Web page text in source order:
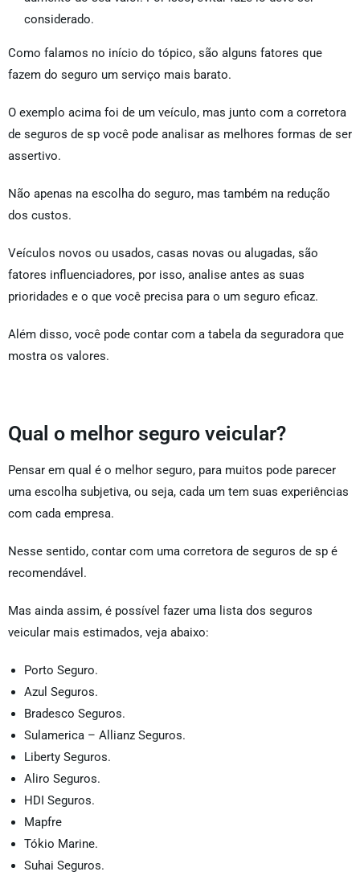
considerado.
Como falamos no início do tópico, são alguns fatores que
fazem do seguro um serviço mais barato.
O exemplo acima foi de um veículo, mas junto com a corretora
de seguros de sp você pode analisar as melhores formas de ser
assertivo.
Não apenas na escolha do seguro, mas também na redução
dos custos.
Veículos novos ou usados, casas novas ou alugadas, são
fatores influenciadores, por isso, analise antes as suas
prioridades e o que você precisa para o um seguro eficaz.
Além disso, você pode contar com a tabela da seguradora que
mostra os valores.
Qual o melhor seguro veicular?
Pensar em qual é o melhor seguro, para muitos pode parecer
uma escolha subjetiva, ou seja, cada um tem suas experiências
com cada empresa.
Nesse sentido, contar com uma corretora de seguros de sp é
recomendável.
Mas ainda assim, é possível fazer uma lista dos seguros
veicular mais estimados, veja abaixo:
Porto Seguro.
Azul Seguros.
Bradesco Seguros.
Sulamerica – Allianz Seguros.
Liberty Seguros.
Aliro Seguros.
HDI Seguros.
Mapfre
Tókio Marine.
Suhai Seguros.